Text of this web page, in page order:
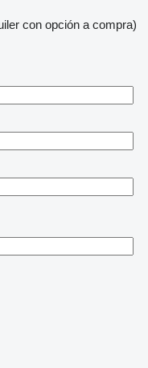
con opción a compra)